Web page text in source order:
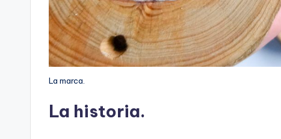
La marca.
La historia.